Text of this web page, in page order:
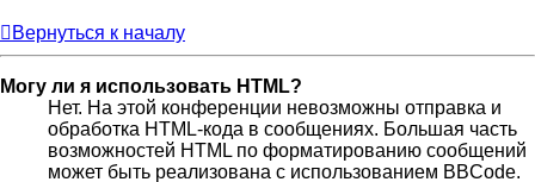
Вернуться к началу
Могу ли я использовать HTML?
Нет. На этой конференции невозможны отправка и
обработка HTML-кода в сообщениях. Большая часть
возможностей HTML по форматированию сообщений
может быть реализована с использованием BBCode.